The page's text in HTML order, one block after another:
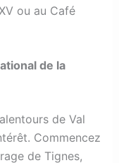
ou au Café
de la
de Val
Commencez
de Tignes,